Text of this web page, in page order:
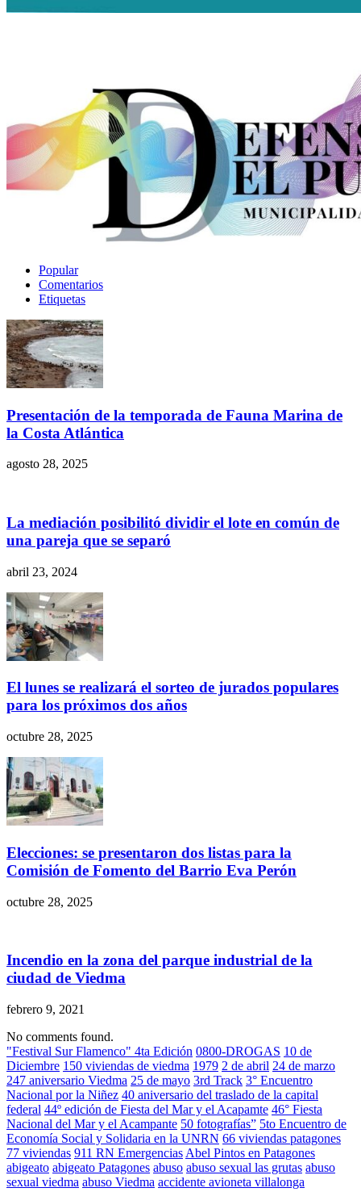
Popular
Comentarios
Etiquetas
Presentación de la temporada de Fauna Marina de
la Costa Atlántica
agosto 28, 2025
La mediación posibilitó dividir el lote en común de
una pareja que se separó
abril 23, 2024
El lunes se realizará el sorteo de jurados populares
para los próximos dos años
octubre 28, 2025
Elecciones: se presentaron dos listas para la
Comisión de Fomento del Barrio Eva Perón
octubre 28, 2025
Incendio en la zona del parque industrial de la
ciudad de Viedma
febrero 9, 2021
No comments found.
"Festival Sur Flamenco" 4ta Edición 0800-DROGAS 10 de
Diciembre 150 viviendas de viedma 1979 2 de abril 24 de marzo
247 aniversario Viedma 25 de mayo 3rd Track 3° Encuentro
Nacional por la Niñez 40 aniversario del traslado de la capital
federal 44º edición de Fiesta del Mar y el Acapamte 46° Fiesta
Nacional del Mar y el Acampante 50 fotografías” 5to Encuentro de
Economía Social y Solidaria en la UNRN 66 viviendas patagones
77 viviendas 911 RN Emergencias Abel Pintos en Patagones
abigeato abigeato Patagones abuso abuso sexual las grutas abuso
sexual viedma abuso Viedma accidente avioneta villalonga